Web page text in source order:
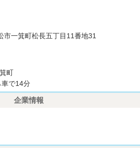
一箕町松長五丁目11番地31
町
で14分
企業情報